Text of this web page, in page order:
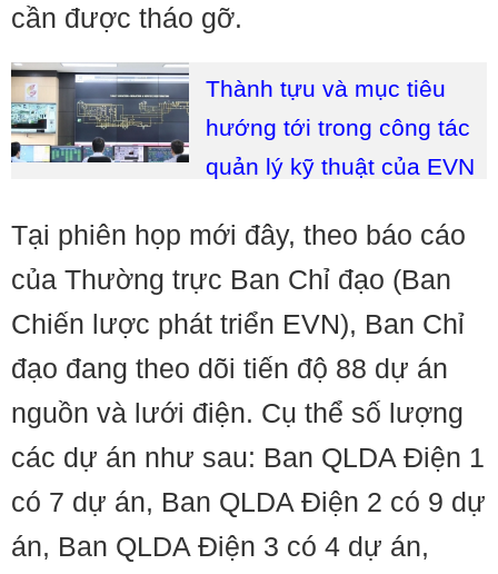
cần được tháo gỡ.
Thành tựu và mục tiêu
hướng tới trong công tác
quản lý kỹ thuật của EVN
Tại phiên họp mới đây, theo báo cáo
của Thường trực Ban Chỉ đạo (Ban
Chiến lược phát triển EVN), Ban Chỉ
đạo đang theo dõi tiến độ 88 dự án
nguồn và lưới điện. Cụ thể số lượng
các dự án như sau: Ban QLDA Điện 1
có 7 dự án, Ban QLDA Điện 2 có 9 dự
án, Ban QLDA Điện 3 có 4 dự án,